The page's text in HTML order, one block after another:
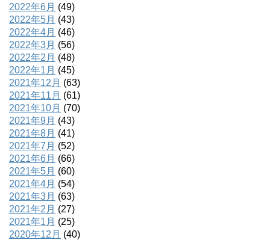
2022年6月 (49)
2022年5月 (43)
2022年4月 (46)
2022年3月 (56)
2022年2月 (48)
2022年1月 (45)
2021年12月 (63)
2021年11月 (61)
2021年10月 (70)
2021年9月 (43)
2021年8月 (41)
2021年7月 (52)
2021年6月 (66)
2021年5月 (60)
2021年4月 (54)
2021年3月 (63)
2021年2月 (27)
2021年1月 (25)
2020年12月 (40)